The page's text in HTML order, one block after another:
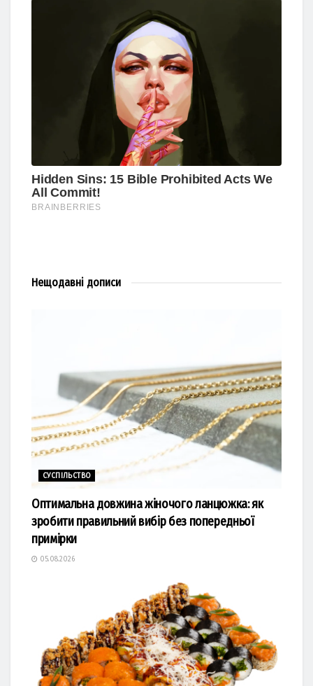
Нещодавні дописи
СУСПІЛЬСТВО
Оптимальна довжина жіночого ланцюжка: як
зробити правильний вибір без попередньої
примірки
05.08.2026